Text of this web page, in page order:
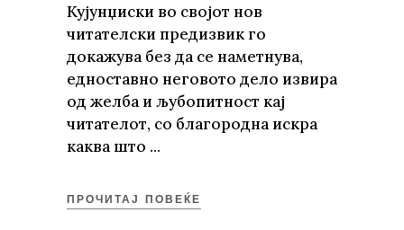
Кујунџиски во својот нов
читателски предизвик го
докажува без да се наметнува,
едноставно неговото дело извира
од желба и љубопитност кај
читателот, со благородна искра
каква што
ПРОЧИТАЈ ПОВЕЌЕ